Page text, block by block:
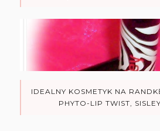
IDEALNY KOSMETYK NA
PHYTO-LIP TWIST, SISLEY